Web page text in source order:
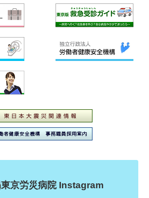
東京労災病院 Instagram